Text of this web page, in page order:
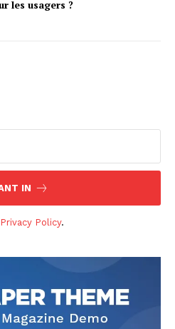
les usagers ?
IN
Privacy Policy.